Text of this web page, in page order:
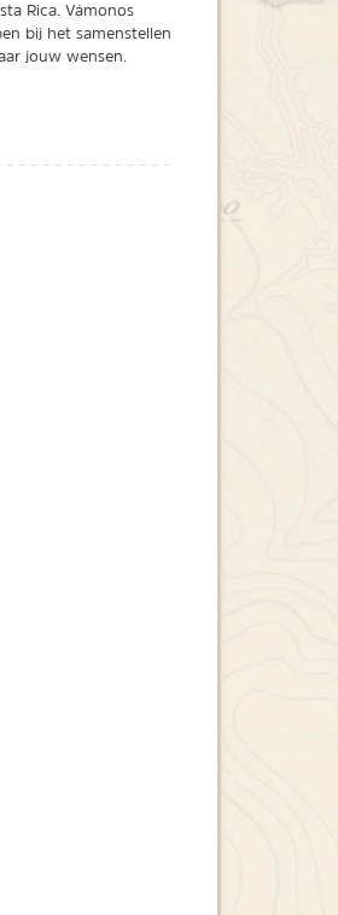
Rica. Vámonos
bij het samenstellen
jouw wensen.